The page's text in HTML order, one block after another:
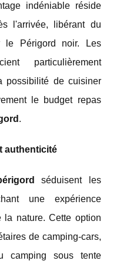
indéniable réside
l'arrivée, libérant du
le Périgord noir. Les
particulièrement
possibilité de cuisiner
le budget repas
.
authenticité
séduisent les
une expérience
la nature. Cette option
de camping-cars,
camping sous tente